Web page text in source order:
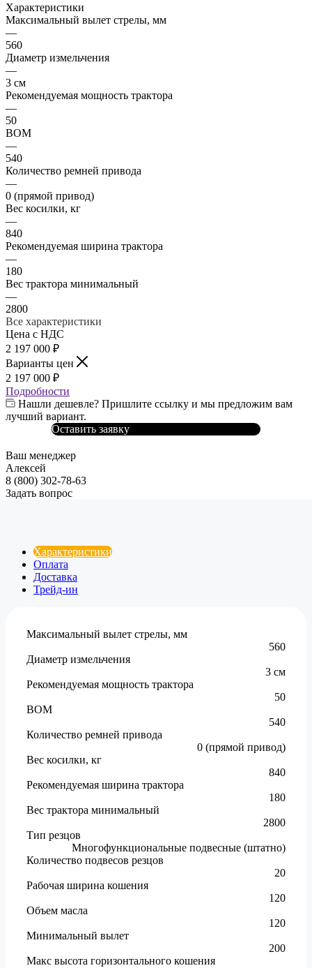
Характеристики
Максимальный вылет стрелы, мм
—
560
Диаметр измельчения
—
3 см
Рекомендуемая мощность трактора
—
50
ВОМ
—
540
Количество ремней привода
—
0 (прямой привод)
Вес косилки, кг
—
840
Рекомендуемая ширина трактора
—
180
Вес трактора минимальный
—
2800
Все характеристики
Цена с НДС
2 197 000 ₽
Варианты цен
2 197 000 ₽
Подробности
Нашли дешевле? Пришлите ссылку и мы предложим вам
лучший вариант.
Оставить заявку
Ваш менеджер
Алексей
8 (800) 302-78-63
Задать вопрос
Характеристики
Оплата
Доставка
Трейд-ин
Максимальный вылет стрелы, мм
560
Диаметр измельчения
3 см
Рекомендуемая мощность трактора
50
ВОМ
540
Количество ремней привода
0 (прямой привод)
Вес косилки, кг
840
Рекомендуемая ширина трактора
180
Вес трактора минимальный
2800
Тип резцов
Многофункциональные подвесные (штатно)
Количество подвесов резцов
20
Рабочая ширина кошения
120
Объем масла
120
Минимальный вылет
200
Макс высота горизонтального кошения